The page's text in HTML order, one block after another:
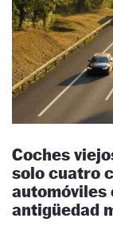
Coches
solo cuatro
automóviles
antigüedad